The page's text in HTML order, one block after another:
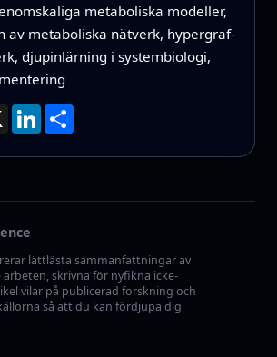
metaboliska modeller,
av metaboliska nätverk, hypergraf-
djupinlärning i systembiologi,
X LinkedIn
Dela
lättlästa sammanfattningar av
skrivna för nyfikna icke-
vilar på publicerad forskning och
så att du kan fördjupa dig